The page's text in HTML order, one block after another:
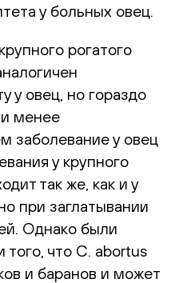
у больных овец.
рогатого
у овец, но гораздо
менее
заболевание у овец
у крупного
так же, как и у
при заглатывании
Однако были
что C. abortus
и баранов и может